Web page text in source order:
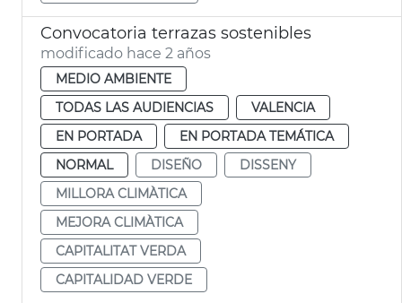
Convocatoria terrazas sostenibles
modificado hace 2 años
MEDIO AMBIENTE
TODAS LAS AUDIENCIAS
VALENCIA
EN PORTADA
EN PORTADA TEMÁTICA
NORMAL
DISEÑO
DISSENY
MILLORA CLIMÀTICA
MEJORA CLIMÀTICA
CAPITALITAT VERDA
CAPITALIDAD VERDE